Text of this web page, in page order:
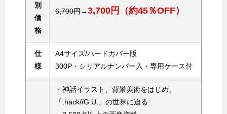
別
価
格
6,700円→3,700円（約45％OFF）
仕
様
A4サイズ/ハードカバー版
300P・シリアルナンバー入・専用ケース付
・神話イラスト、背景美術をはじめ、
「.hack//G.U.」の世界に迫る